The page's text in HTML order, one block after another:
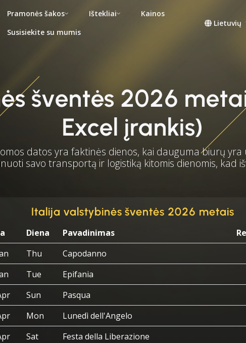
Pramonės šakos Ištekliai
Kainos
Susisiekite su mumis
Lietuvių
šventės 2026
Excel įrankis)
datos yra faktinės dienos, kai dauguma biurų yra
savo transportą ir logistiką kitomis dienomis, kad
Italija valstybinės šventės 2026 metais
Diena Pavadinimas
Thu
Capodanno
Tue
Epifania
Sun
Pasqua
Mon
Lunedì dell'Angelo
Sat
Festa della Liberazione